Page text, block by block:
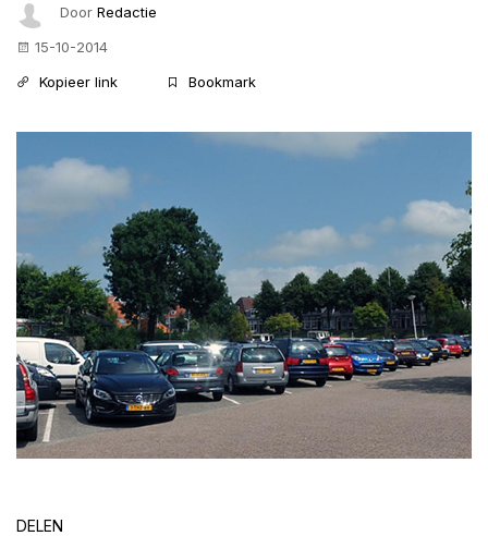
Door Redactie
15-10-2014
Kopieer link
Bookmark
DELEN